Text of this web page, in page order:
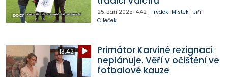
25. září 2025 14:42| Frýdek-Místek| Jiří
Cileček
13:42
Primátor Karviné rezignaci
neplánuje. Věří v očištění ve
fotbalové kauze